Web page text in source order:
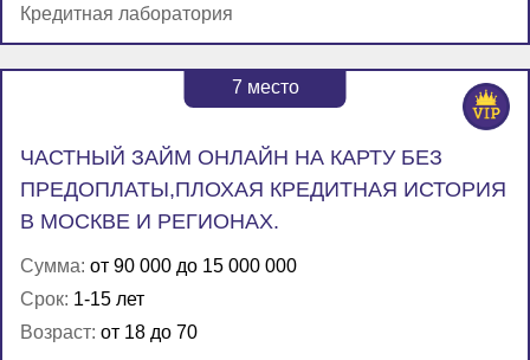
Кредитная лаборатория
7 место
ЧАСТНЫЙ ЗАЙМ ОНЛАЙН НА КАРТУ БЕЗ
ПРЕДОПЛАТЫ,ПЛОХАЯ КРЕДИТНАЯ ИСТОРИЯ
В МОСКВЕ И РЕГИОНАХ.
Сумма: от 90 000 до 15 000 000
Срок: 1-15 лет
Возраст: от 18 до 70